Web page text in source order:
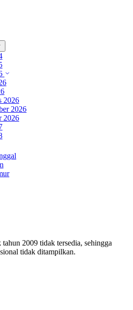
2026
2026
2026
2009 tidak tersedia, sehingga
tidak ditampilkan.